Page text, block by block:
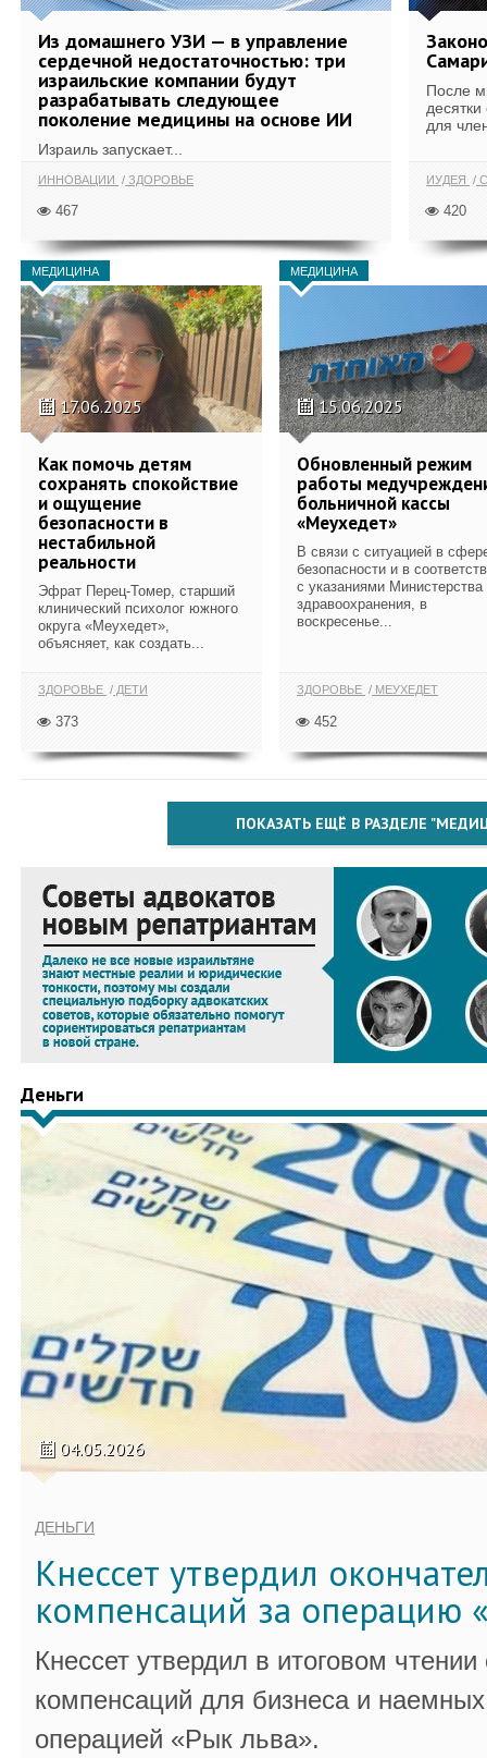
Из домашнего УЗИ — в управление
сердечной недостаточностью: три
израильские компании будут
разрабатывать следующее
поколение медицины на основе ИИ
Израиль запускает...
ИННОВАЦИИ ЗДОРОВЬЕ
467
После
для
ИУДЕЯ
420
МЕДИЦИНА
17.06.2025
Как помочь детям
сохранять спокойствие
и ощущение
безопасности в
нестабильной
реальности
Эфрат Перец-Томер, старший
клинический психолог южного
округа «Меухедет»,
объясняет, как создать...
ЗДОРОВЬЕ ДЕТИ
373
МЕДИЦИНА
15.06.2025
Обновленный режим
работы
больничной кассы
«Меухедет»
В связи с ситуацией в
безопасности и в
с указаниями Министерства
здравоохранения, в
воскресенье...
ЗДОРОВЬЕ МЕУХЕДЕТ
452
ПОКАЗАТЬ ЕЩЁ В РАЗДЕЛЕ
Деньги
04.05.2026
ДЕНЬГИ
Кнессет утвердил
компенсаций за операцию
Кнессет утвердил в итоговом
компенсаций для бизнеса и
операцией «Рык льва».